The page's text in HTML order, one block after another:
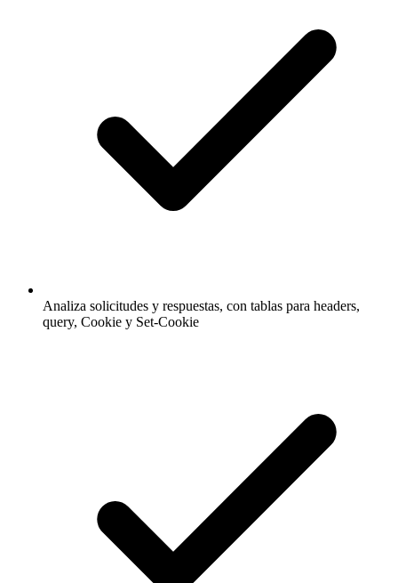
Analiza solicitudes y respuestas, con tablas para headers,
query, Cookie y Set-Cookie